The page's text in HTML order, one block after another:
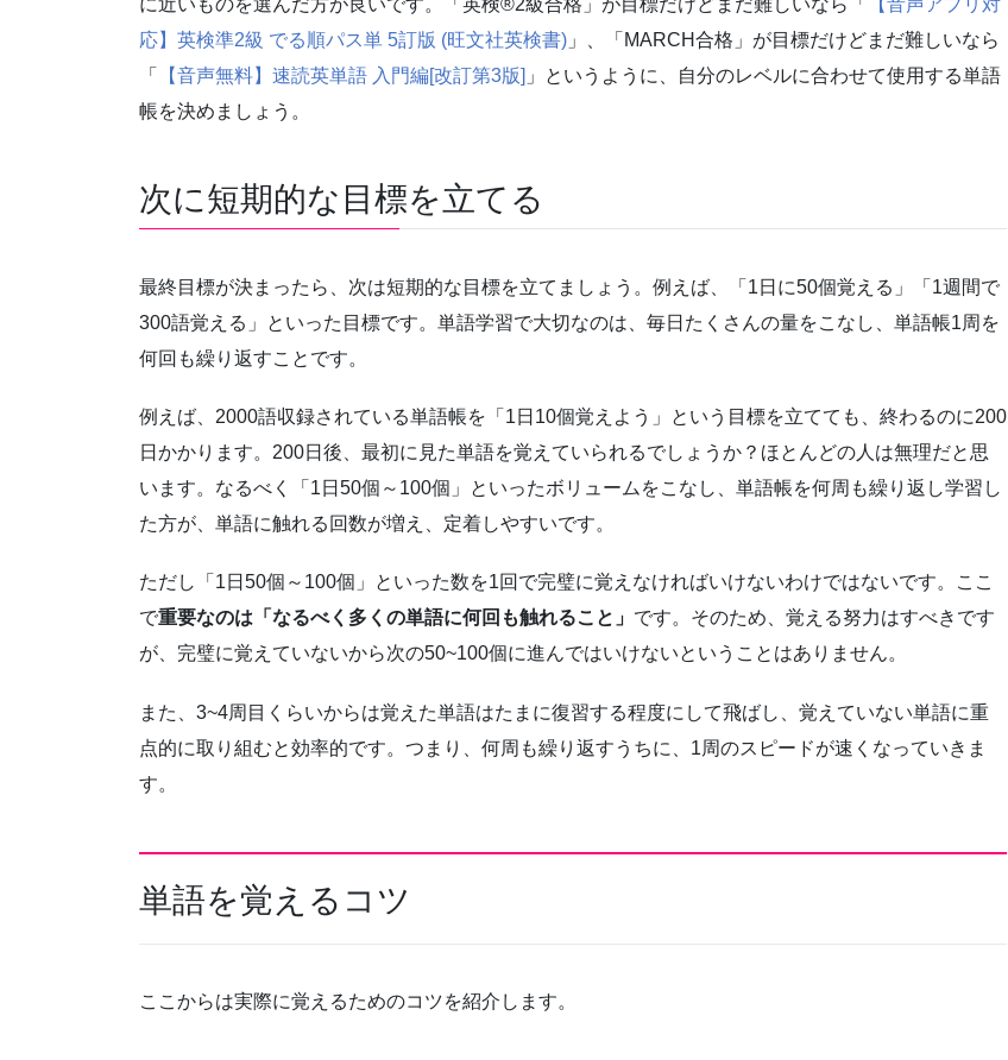
に近いものを選んだ方が良いです。「英検®2級合格」が目標だけどまだ難しいなら「
【音声アプリ対
応】英検準2級 でる順パス単 5訂版 (旺文社英検書) 」、「MARCH合格」が目標だけどまだ難しいなら
「
【音声無料】速読英単語 入門編[改訂第3版] 」というように、自分のレベルに合わせて使用する単語
帳を決めましょう。
次に短期的な目標を立てる
最終目標が決まったら、次は短期的な目標を立てましょう。例えば、「1日に50個覚える」「1週間で
300語覚える」といった目標です。単語学習で大切なのは、毎日たくさんの量をこなし、単語帳1周を
何回も繰り返すことです。
例えば、2000語収録されている単語帳を「1日10個覚えよう」という目標を立てても、終わるのに200
日かかります。200日後、最初に見た単語を覚えていられるでしょうか？ほとんどの人は無理だと思
います。なるべく「1日50個～100個」といったボリュームをこなし、単語帳を何周も繰り返し学習し
た方が、単語に触れる回数が増え、定着しやすいです。
ただし「1日50個～100個」といった数を1回で完璧に覚えなければいけないわけではないです。ここ
で重要なのは「なるべく多くの単語に何回も触れること」 です。そのため、覚える努力はすべきです
が、完璧に覚えていないから次の50~100個に進んではいけないということはありません。
また、3~4周目くらいからは覚えた単語はたまに復習する程度にして飛ばし、覚えていない単語に重
点的に取り組むと効率的です。つまり、何周も繰り返すうちに、1周のスピードが速くなっていきま
す。
単語を覚えるコツ
ここからは実際に覚えるためのコツを紹介します。